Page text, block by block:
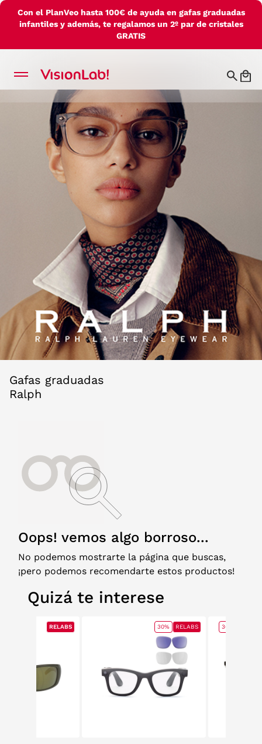
Con el PlanVeo hasta 100€ de ayuda en gafas graduadas
infantiles y además, te regalamos un 2º par de cristales
GRATIS
Gafas graduadas
Ralph
Oops! vemos algo borroso...
No podemos mostrarte la página que buscas,
¡pero podemos recomendarte estos productos!
Quizá te interese
RELABS
RELABS 30% RELABS 30%